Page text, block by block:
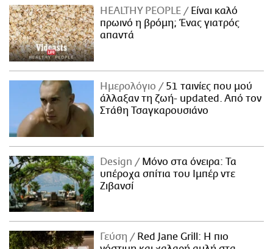
HEALTHY PEOPLE
Είναι καλό
πρωινό η βρόμη; Ένας γιατρός
απαντά
Ημερολόγιο
51 ταινίες που μού
άλλαξαν τη ζωή- updated. Aπό τον
Στάθη Τσαγκαρουσιάνο
Design
Μόνο στα όνειρα: Τα
υπέροχα σπίτια του Ιμπέρ ντε
Ζιβανσί
Γεύση
Red Jane Grill: Η πιο